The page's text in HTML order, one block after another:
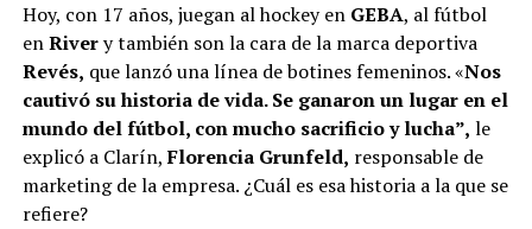
Hoy, con 17 años, juegan al hockey en GEBA, al fútbol
enRivery también son la cara de la marca deportiva
Revés, que lanzó una línea de botines femeninos. «Nos
cautivó su historia de vida. Se ganaron un lugar en el
mundo del fútbol, con mucho sacrificio y lucha”, le
explicó a Clarín,Florencia Grunfeld, responsable de
marketing de la empresa. ¿Cuál es esa historia a la que se
refiere?